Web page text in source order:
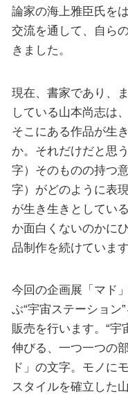
論家の海上雅臣氏を
交流を通して、自ら
きました。
現在、書家であり、
している山本尚志は
そこにある作品が生
か。それだけだと思
字）そのものの持つ
字）がどのように表
が生き生きとしてい
か面白くないのかに
品制作を続けています
今回の企画展「マド
ぶ“宇宙ステーション
販売を行います。“宇
伸びる、一つ一つの
ド」の文字。モノに
スタイルを確立した